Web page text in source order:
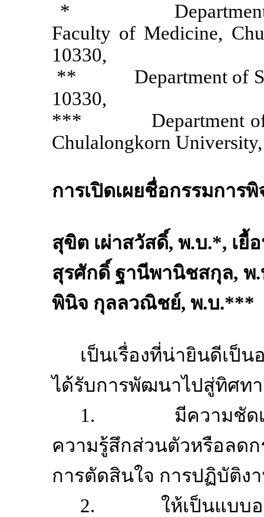
*
Faculty of Medicine,
10330,
**
Department of
10330,
***
Department
Chulalongkorn
การเปิดเผยชื่อกรรมการ
สุขิต เผ่าสวัสดิ์, พ.บ.*, เยื้
สุรศักดิ์ ฐานีพานิชสกุล, พ.
พินิจ กุลลวณิชย์, พ.บ.***
เป็นเรื่องที่น่ายินดีเป็
ได้รับการพัฒนาไปสู่ทิศท
1.
มีความชัด
ความรู้สึกส่วนตัวหรือลด
การตัดสินใจ การปฏิบัติง
2.
ให้เป็นแบบ